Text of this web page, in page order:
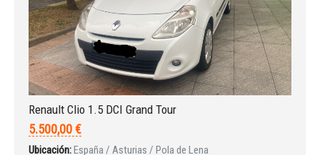
Renault Clio 1.5 DCI Grand Tour
5.500,00 €
Ubicación:España / Asturias / Pola de Lena